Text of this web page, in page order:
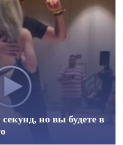
но вы будете в